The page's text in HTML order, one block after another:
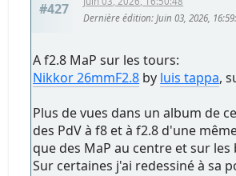
#427
Dernière édition: Juin 03, 2026,
A f2.8 MaP sur les tours:
Nikkor 26mmF2.8 by luis tappa,
Plus de vues dans un album de
des PdV à f8 et à f2.8 d'une
que des MaP au centre et sur les
Sur certaines j'ai redessiné à sa